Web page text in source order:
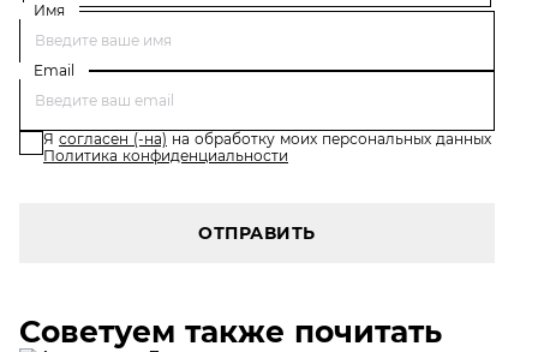
Имя
Email
Я согласен (-на) на обработку моих персональных данных
Политика конфиденциальности
ОТПРАВИТЬ
Советуем также почитать